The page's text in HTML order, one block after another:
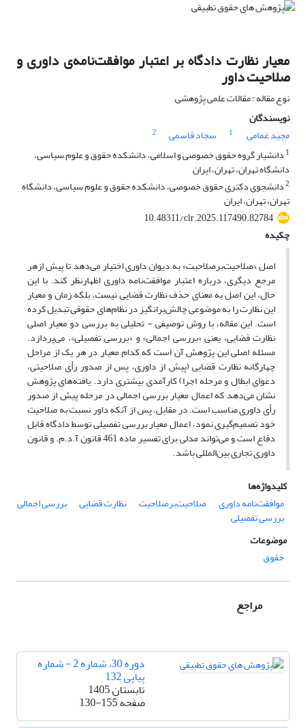
معیار نظارت دادگاه بر اعتبار موافقت‌نامه‌ی داوری و
صلاحیت داور
نوع مقاله : مقالات علمی پژوهشی
نویسندگان
مجید غمامی
1 سجاد قاسمی
2
1 دانشیار گروه حقوق خصوصی و اسلامی، دانشکده حقوق و علوم سیاسی،
دانشگاه تهران، تهران، ایران
2دانشجوی دکتری حقوق خصوصی، دانشکده حقوق و علوم سیاسی، دانشگاه
تهران، تهران، ایران
10.48311/clr.2025.117490.82784
چکیده
اصل «صلاحیت‌برصلاحیت» به دیوان داوری اختیار می‌دهد تا پیش ازهر
مرجع دیگری، درباره اعتبار موافقت‌نامه داوری اظهارنظر کند. با این
حال، این اصل به معنای حذف نظارت قضایی نیست، بلکه زمان و معیار
این نظارت را به موضوعی چالش‌برانگیز در نظام‌های حقوقی تبدیل کرده
است. این مقاله، با روش توصیفی - تحلیلی به بررسی دو معیار اصلی
نظارت قضایی‌، یعنی «بررسی اجمالی» و «بررسی تفصیلی»، می‌پردازد.
مسئله اصلی این پژوهش آن است که کدام معیار در هر‌ یک از مراحل
چهارگانه نظارت قضایی (پیش از داوری، پس از صدور رأی صلاحیتی،
دعوای ابطال و مرحله اجرا) کارآمدی بیشتری دارد.‌ یافته‌های پژوهش
نشان می‌دهد که اعمال معیار بررسی اجمالی در مرحله پیش از صدور
رأی داوری مناسب است. در مقابل، پس از آنکه داور نسبت به صلاحیت
خود تصمیم‌گیری نمود، اعمال معیار بررسی تفصیلی توسط دادگاه قابل
دفاع است و می‌تواند مدلی برای تفسیر ماده 461 قانون آ.د.م. و قانون
داوری تجاری بین‌المللی باشد.
کلیدواژه‌ها
موافقت‌نامه داوری
صلاحیت‌برصلاحیت نظارت قضایی بررسی اجمالی
بررسی تفصیلی
موضوعات
حقوق
مراجع
دوره 30، شماره 2 - شماره
پیاپی 132
تابستان 1405
صفحه130-155